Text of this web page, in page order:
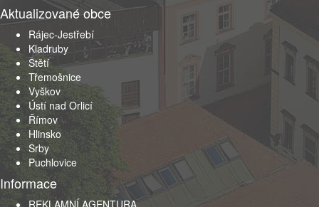
Aktualizované obce
Rájec-Jestřebí
Kladruby
Štětí
Třemošnice
Vyškov
Ústí nad Orlicí
Římov
Hlinsko
Srby
Puchlovice
Informace
REKLAMNÍ AGENTURA